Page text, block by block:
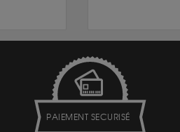
PAIEMENT SECURISÉ